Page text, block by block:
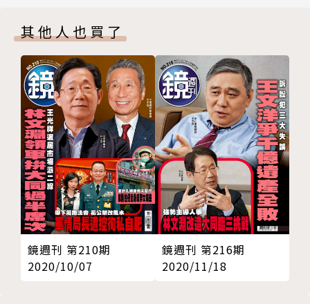
本芝浦電子與台灣茂達電子，股價飆漲逾一倍，市值也
創下歷史新高。本刊調查，併購天王國巨董事長陳泰
銘，再度透過併購擴張版圖，讓國巨成為橫跨主、被動
元件，具一條龍解決方案的零組件巨頭。「能突破日本
官方國安投資審查，吃下芝浦電子，不得不佩服，陳泰
銘執行力真的很強。」一位電子業負責人說。
時事焦點‧鄧玉瑩
022 豬農無瓦斯加熱設備
疑越南移工廚餘釀非洲豬瘟
財經時事‧張薰云
026 花3年挑戰電子支付龍頭
全支付總座：助攻全聯開拓新江山
靚時尚 一抹紅知秋
陽春麵盛滿感動，趁熱吃
好宿 高雄飯店下載豪華升級包
影評《有用的鬼》
影評《珠寶師遺落在時光裡的愛》
瑪法達談星
其他人也買了
鏡週刊 第210期
2020/10/07
鏡週刊 第216期
2020/11/18